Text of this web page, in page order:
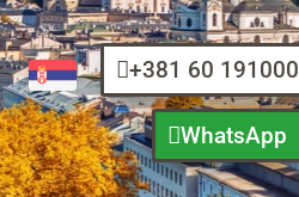
+381 60
WhatsApp